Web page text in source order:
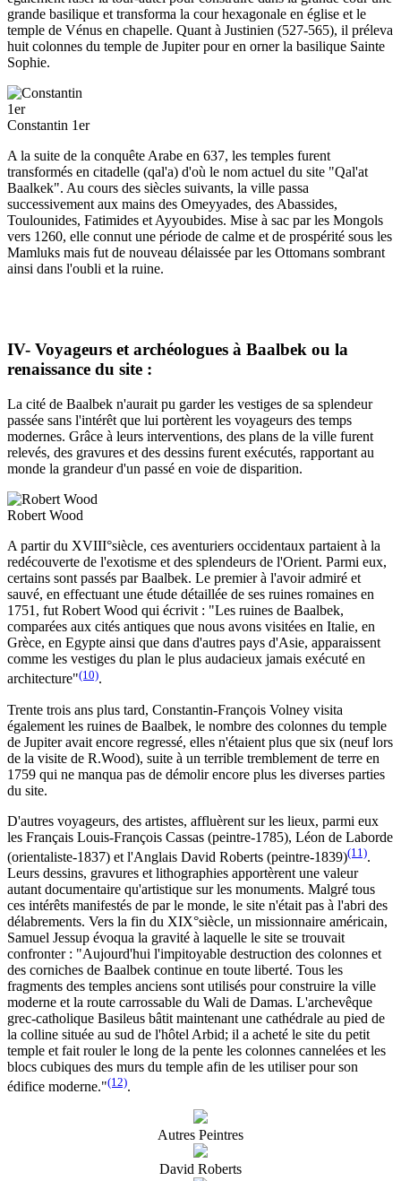
grande basilique et transforma la cour hexagonale en église et le
temple de Vénus en chapelle. Quant à Justinien (527-565), il préleva
huit colonnes du temple de Jupiter pour en orner la basilique Sainte
Sophie.
Constantin 1er
A la suite de la conquête Arabe en 637, les temples furent
transformés en citadelle (qal'a) d'où le nom actuel du site "Qal'at
Baalkek". Au cours des siècles suivants, la ville passa
successivement aux mains des Omeyyades, des Abassides,
Toulounides, Fatimides et Ayyoubides. Mise à sac par les Mongols
vers 1260, elle connut une période de calme et de prospérité sous les
Mamluks mais fut de nouveau délaissée par les Ottomans sombrant
ainsi dans l'oubli et la ruine.
IV- Voyageurs et archéologues à Baalbek ou la
renaissance du site :
La cité de Baalbek n'aurait pu garder les vestiges de sa splendeur
passée sans l'intérêt que lui portèrent les voyageurs des temps
modernes. Grâce à leurs interventions, des plans de la ville furent
relevés, des gravures et des dessins furent exécutés, rapportant au
monde la grandeur d'un passé en voie de disparition.
Robert Wood
A partir du XVIII°siècle, ces aventuriers occidentaux partaient à la
redécouverte de l'exotisme et des splendeurs de l'Orient. Parmi eux,
certains sont passés par Baalbek. Le premier à l'avoir admiré et
sauvé, en effectuant une étude détaillée de ses ruines romaines en
1751, fut Robert Wood qui écrivit : "Les ruines de Baalbek,
comparées aux cités antiques que nous avons visitées en Italie, en
Grèce, en Egypte ainsi que dans d'autres pays d'Asie, apparaissent
comme les vestiges du plan le plus audacieux jamais exécuté en
architecture"(10).
Trente trois ans plus tard, Constantin-François Volney visita
également les ruines de Baalbek, le nombre des colonnes du temple
de Jupiter avait encore regressé, elles n'étaient plus que six (neuf lors
de la visite de R.Wood), suite à un terrible tremblement de terre en
1759 qui ne manqua pas de démolir encore plus les diverses parties
du site.
D'autres voyageurs, des artistes, affluèrent sur les lieux, parmi eux
les Français Louis-François Cassas (peintre-1785), Léon de Laborde
(orientaliste-1837) et l'Anglais David Roberts (peintre-1839)(11).
Leurs dessins, gravures et lithographies apportèrent une valeur
autant documentaire qu'artistique sur les monuments. Malgré tous
ces intérêts manifestés de par le monde, le site n'était pas à l'abri des
délabrements. Vers la fin du XIX°siècle, un missionnaire américain,
Samuel Jessup évoqua la gravité à laquelle le site se trouvait
confronter : "Aujourd'hui l'impitoyable destruction des colonnes et
des corniches de Baalbek continue en toute liberté. Tous les
fragments des temples anciens sont utilisés pour construire la ville
moderne et la route carrossable du Wali de Damas. L'archevêque
grec-catholique Basileus bâtit maintenant une cathédrale au pied de
la colline située au sud de l'hôtel Arbid; il a acheté le site du petit
temple et fait rouler le long de la pente les colonnes cannelées et les
blocs cubiques des murs du temple afin de les utiliser pour son
édifice moderne."(12).
Autres Peintres
David Roberts